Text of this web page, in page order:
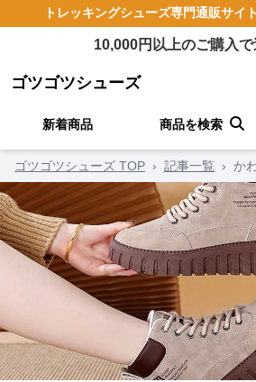
トレッキングシューズ専門通販サイト
10,000円以上のご購入
ゴツゴツシューズ
新着商品 商品を検索
ゴツゴツシューズ TOP › 記事一覧 › か